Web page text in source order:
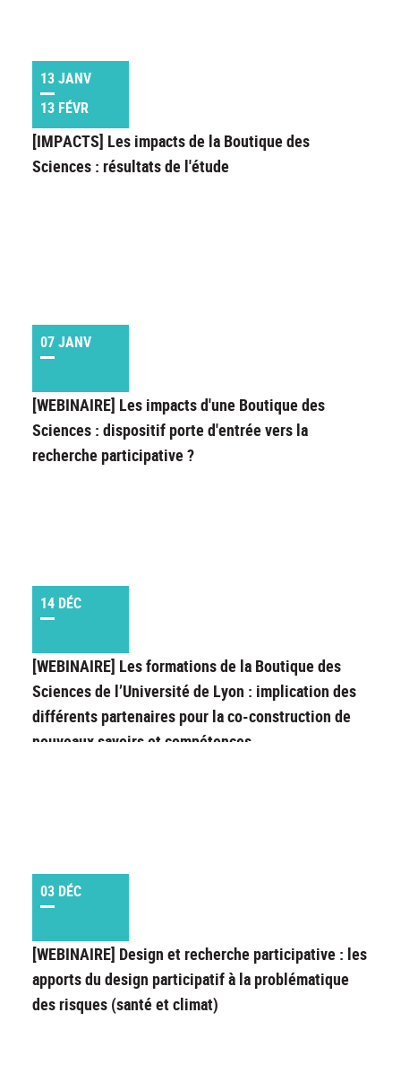
13 JANV
13 FÉVR
[IMPACTS] Les impacts de la Boutique des
Sciences : résultats de l'étude
07 JANV
[WEBINAIRE] Les impacts d'une Boutique des
Sciences : dispositif porte d'entrée vers la
recherche participative ?
14 DÉC
[WEBINAIRE] Les formations de la Boutique des
Sciences de l’Université de Lyon : implication des
différents partenaires pour la co-construction de
nouveaux savoirs et compétences
03 DÉC
[WEBINAIRE] Design et recherche participative : les
apports du design participatif à la problématique
des risques (santé et climat)